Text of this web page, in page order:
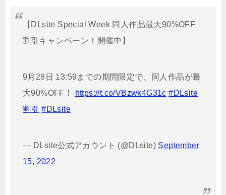
【DLsite Special Week 同人作品最大90%OFF
割引キャンペーン！開催中】
9月28日 13:59までの期間限定で、同人作品が最
大90%OFF！
https://t.co/VBzwk4G31c #DLsite
割引
#DLsite
— DLsite公式アカウント (@DLsite) September
15, 2022